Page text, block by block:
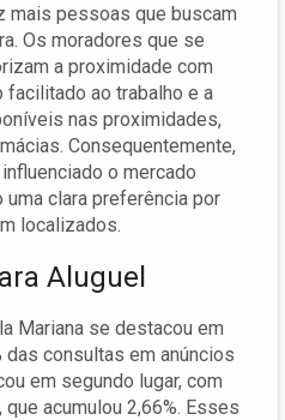
mais pessoas que buscam
Os moradores que se
a proximidade com
ao trabalho e a
nas proximidades,
Consequentemente,
o mercado
clara preferência por
localizados.
Aluguel
Mariana se destacou em
consultas em anúncios
em segundo lugar, com
acumulou 2,66%. Esses